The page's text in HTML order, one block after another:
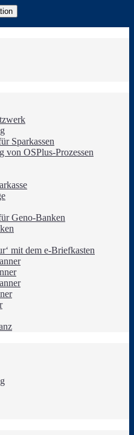
Sparkassen
von OSPlus-Prozessen
Geno-Banken
mit dem e-Briefkasten